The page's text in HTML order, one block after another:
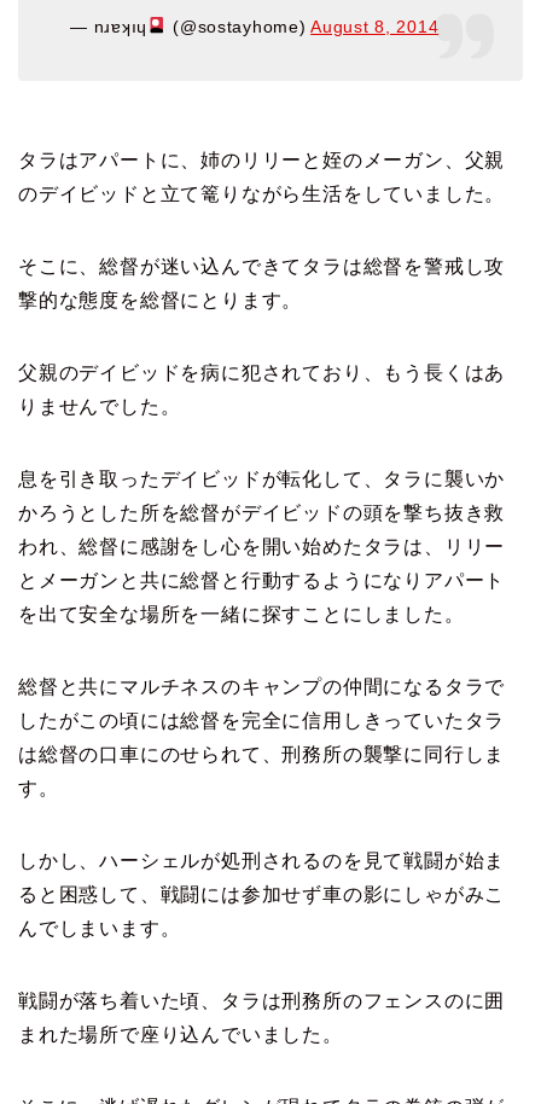
— nɹɐʞıɥ (@sostayhome)August 8, 2014
タラはアパートに、姉のリリーと姪のメーガン、父親
のデイビッドと 立て篭りながら生活をしていました。
そこに、総督が迷い込んできてタラは総督を警戒し攻
撃的な態度を総督にとります。
父親のデイビッドを病に犯されており、もう長くはあ
りませんでした。
息を引き取ったデイビッドが転化して、タラに襲いか
かろうとした所を総督がデイビッドの頭を撃ち抜き救
われ、総督に感謝をし心を 開い始めたタラは、リリー
とメーガンと共に総督と行動するようになり アパート
を出て安全な場所を一緒に探すことにしました。
総督と共にマルチネスのキャンプの仲間になるタラで
したがこの頃には総督を完全に信用しきっていたタラ
は総督の口車にのせられて、刑務所の襲撃に同行しま
す。
しかし、ハーシェルが処刑されるのを見て戦闘が始ま
ると 困惑して、戦闘には参加せず車の影にしゃがみこ
んでしまいます。
戦闘が落ち着いた頃、タラは刑務所のフェンスのに囲
まれた場所で座り込んでいました。